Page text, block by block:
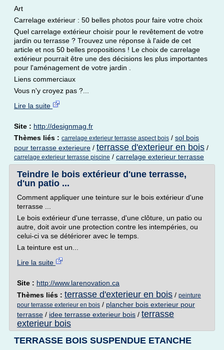
Art
Carrelage extérieur : 50 belles photos pour faire votre choix
Quel carrelage extérieur choisir pour le revêtement de votre
jardin ou terrasse ? Trouvez une réponse à l'aide de cet
article et nos 50 belles propositions ! Le choix de carrelage
extérieur pourrait être une des décisions les plus importantes
pour l'aménagement de votre jardin .
Liens commerciaux
Vous n'y croyez pas ?...
Lire la suite
Site : http://designmag.fr
Thèmes liés : carrelage exterieur terrasse aspect bois / sol bois
pour terrasse exterieure / terrasse d'exterieur en bois /
carrelage exterieur terrasse piscine / carrelage exterieur terrasse
Teindre le bois extérieur d'une terrasse,
d'un patio ...
Comment appliquer une teinture sur le bois extérieur d'une
terrasse ...
Le bois extérieur d'une terrasse, d'une clôture, un patio ou
autre, doit avoir une protection contre les intempéries, ou
celui-ci va se détériorer avec le temps.
La teinture est un...
Lire la suite
Site : http://www.larenovation.ca
Thèmes liés : terrasse d'exterieur en bois / peinture
pour terrasse exterieur en bois / plancher bois exterieur pour
terrasse / idee terrasse exterieur bois / terrasse
exterieur bois
TERRASSE BOIS SUSPENDUE ETANCHE